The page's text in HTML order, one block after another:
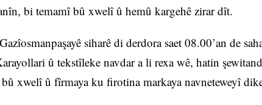
bi temamî bû xwelî û hemû kargehê zirar dît.
siharê di derdora saet 08.00’an de
û tekstîleke navdar a li rexa wê, hatin
xwelî û fîrmaya ku firotina markaya navneteweyî